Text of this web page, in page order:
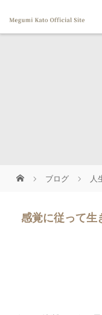
ブログ 人
感覚に従って生